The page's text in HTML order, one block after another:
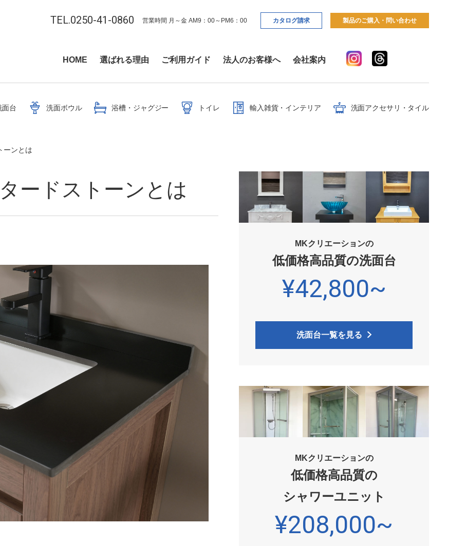
TEL.0250-41-0860 営業時間 月～金 AM9：00～PM6：00 カタログ請求 製品のご購入・問い合わせ
HOME 選ばれる理由 ご利用ガイド 法人のお客様へ 会社案内
面台 洗面ボウル 浴槽・ジャグジー トイレ 輸入雑貨・インテリア 洗面アクセサリ・タイル
ーンとは
ードストーンとは
MKクリエーションの
低価格高品質の洗面台
¥42,800~
洗面台一覧を見る
MKクリエーションの
低価格高品質の
シャワーユニット
¥208,000~